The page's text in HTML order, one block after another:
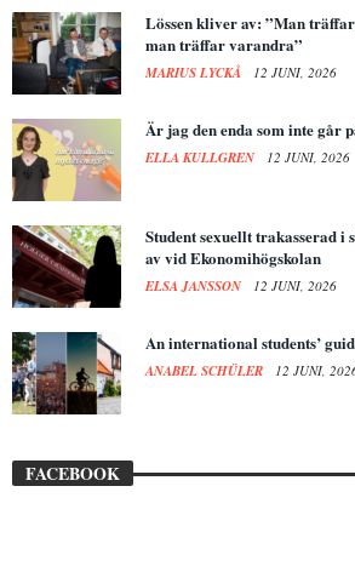
Lössen kliver av: ”Man
man träffar varandra”
MARIUS LYCKÅ 12 JUNI, 2026
Är jag den enda som inte går
ELLA KULLGREN 12 JUNI, 2026
Student sexuellt trakasserad i
av vid Ekonomihögskolan
ELSA JANSSON 12 JUNI, 2026
An international students’
ANABEL SCHÜLER 12 JUNI,
FACEBOOK